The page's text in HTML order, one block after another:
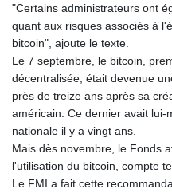
"Certains administrateurs ont
quant aux risques associés à
bitcoin", ajoute le texte.
Le 7 septembre, le bitcoin,
décentralisée, était devenue
près de treize ans après sa
américain. Ce dernier avait lui-
nationale il y a vingt ans.
Mais dès novembre, le Fonds
l'utilisation du bitcoin, compte
Le FMI a fait cette